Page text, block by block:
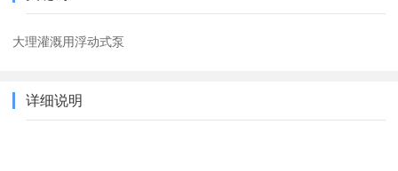
大理灌溉用浮动式泵
详细说明